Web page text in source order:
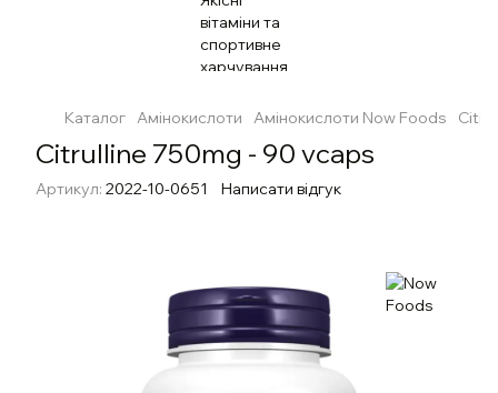
Каталог Амінокислоти Амінокислоти Now Foods
Citrulline 750mg - 90 vcaps
Артикул: 2022-10-0651 Написати відгук